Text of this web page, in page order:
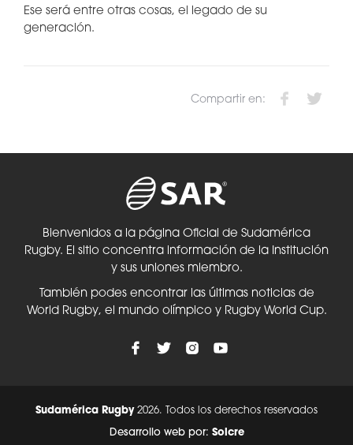
Ese será entre otras cosas, el legado de su
generación.
Compartir en:
Bienvenidos a la página Oficial de Sudamérica
Rugby. El sitio concentra información de la Institución
y sus uniones miembro.
También podes encontrar las últimas noticias de
World Rugby, el mundo olímpico y Rugby World Cup.
Sudamérica Rugby2026. Todos los derechos reservados
Desarrollo web por: Solcre